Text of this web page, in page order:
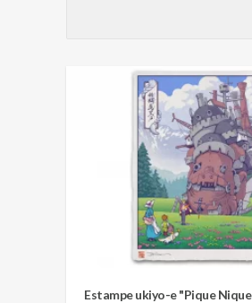
Estampe ukiyo-e "Pique Nique